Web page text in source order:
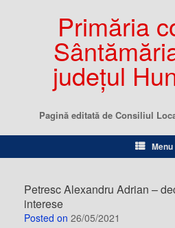
Primăria
județul
Pagină editată de Consiliul
Menu
Petresc Alexandru Adrian –
interese
Posted on 26/05/2021